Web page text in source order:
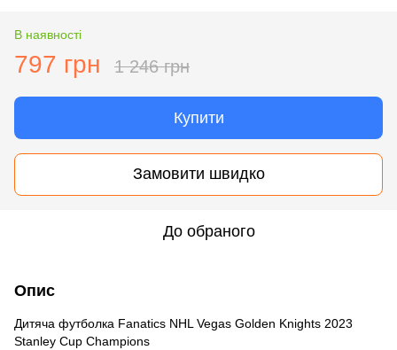
В наявності
797 грн 1 246 грн
Купити
Замовити швидко
До обраного
Опис
Дитяча футболка Fanatics NHL Vegas Golden Knights 2023
Stanley Cup Champions